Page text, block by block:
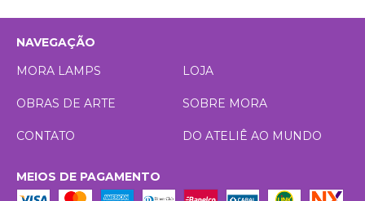
NAVEGAÇÃO
MORA LAMPS
LOJA
OBRAS DE ARTE SOBRE MORA
CONTATO DO ATELIÊ AO MUNDO
MEIOS DE PAGAMENTO